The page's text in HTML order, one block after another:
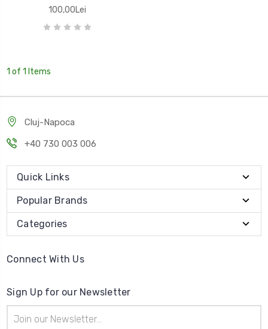
100,00Lei
1 of 1 Items
Cluj-Napoca
+40 730 003 006
Quick Links
Popular Brands
Categories
Connect With Us
Sign Up for our Newsletter
Address